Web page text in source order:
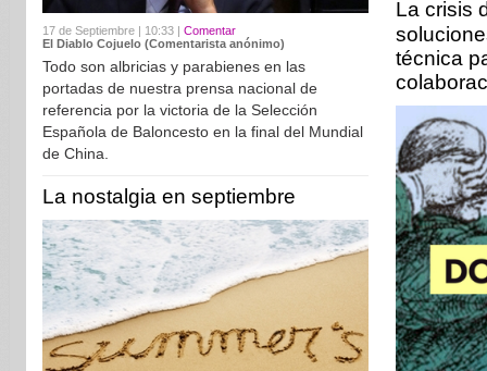
17 de Septiembre | 10:33 | Comentar
El Diablo Cojuelo (Comentarista anónimo)
Todo son albricias y parabienes en las
portadas de nuestra prensa nacional de
referencia por la victoria de la Selección
Española de Baloncesto en la final del Mundial
de China.
La nostalgia en septiembre
La crisis
técnica